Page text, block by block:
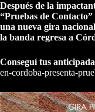
Después de la
“Pruebas de
una nueva gira
la banda regresa a
Conseguí tus
en-cordoba-presenta-